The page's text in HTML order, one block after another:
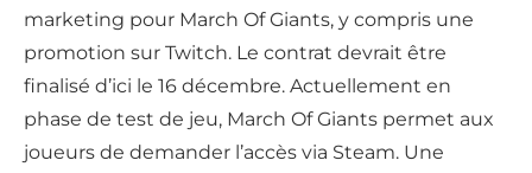
marketing pour March Of Giants, y compris une
promotion sur Twitch. Le contrat devrait être
finalisé d’ici le 16 décembre. Actuellement en
phase de test de jeu, March Of Giants permet aux
joueurs de demander l’accès via Steam. Une